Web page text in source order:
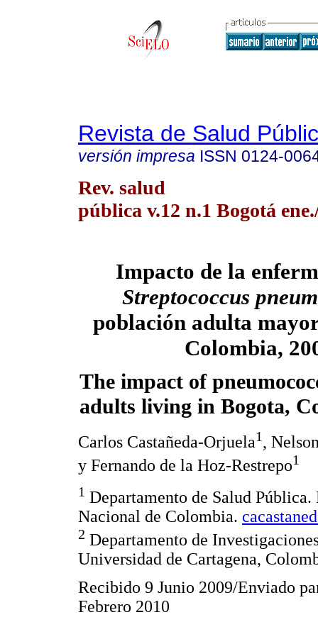
Revista de Salud
versión impresa ISSN 0124-
Rev. salud
pública v.12 n.1 Bogotá
Impacto de la
Streptococcus
población adulta
Colombia,
The impact of
adults living in Bogota,
Carlos Castañeda-Orjuela1,
y Fernando de la Hoz-Restrepo1
1 Departamento de Salud
Nacional de Colombia.
2 Departamento de
Universidad de Cartagena,
Recibido 9 Junio 2009/Enviado
Febrero 2010